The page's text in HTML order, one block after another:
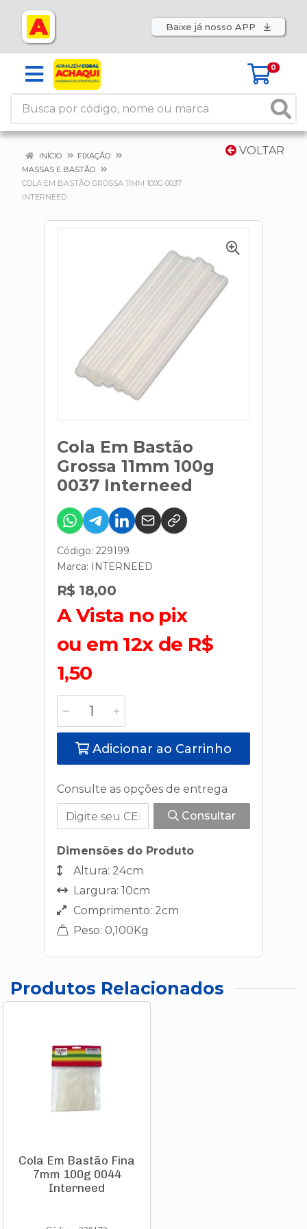
Baixe já nosso APP
0
VOLTAR
INÍCIO
FIXAÇÃO
MASSAS E BASTÃO
COLA EM BASTÃO GROSSA 11MM 100G 0037
INTERNEED
Cola Em Bastão
Grossa 11mm 100g
0037 Interneed
Código: 229199
Marca: INTERNEED
R$ 18,00
A Vista no pix
ou em 12x de R$
1,50
Adicionar ao Carrinho
Consulte as opções de entrega
Consultar
Dimensões do Produto
Altura: 24cm
Largura: 10cm
Comprimento: 2cm
Peso: 0,100Kg
Produtos Relacionados
Cola Em Bastão Fina
7mm 100g 0044
Interneed